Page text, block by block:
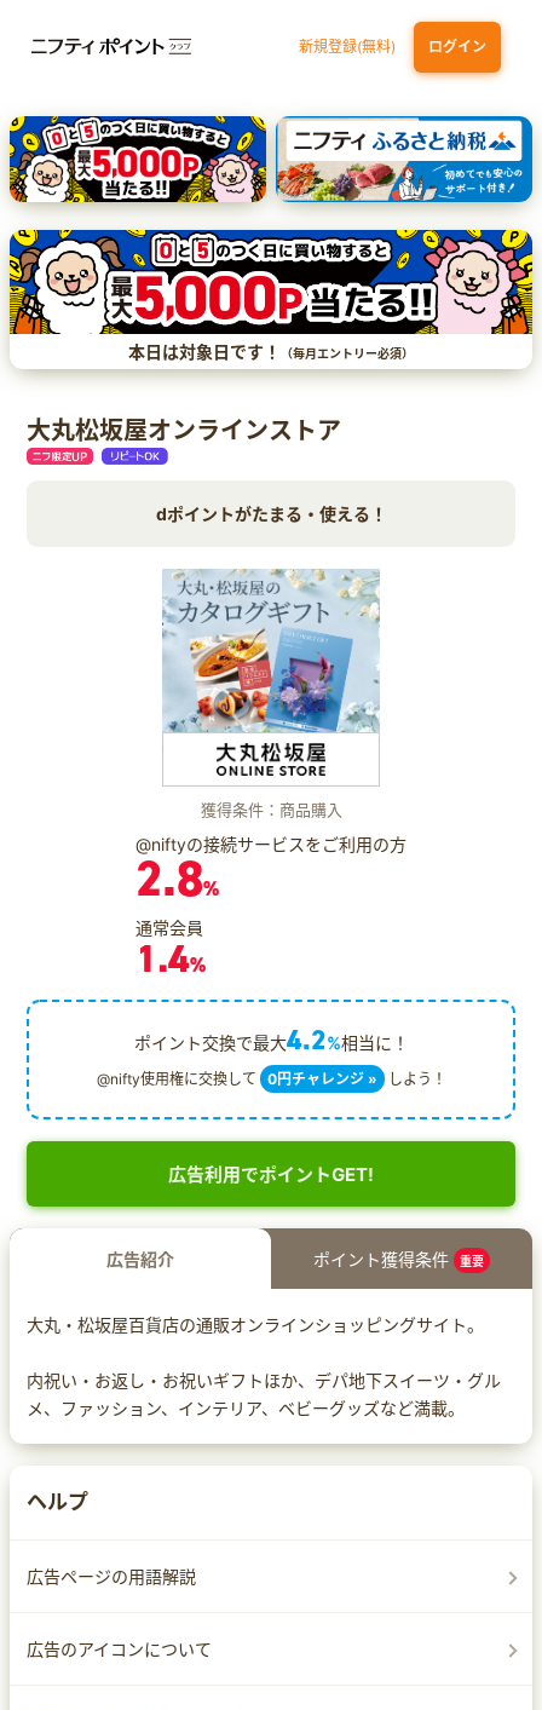
新規登録(無料) ログイン
三井住友カード（NL）オーロラデザイン
【三井住友銀行口座お持ちの方専用】Olive口座切替 P-one Wiz
ライフカードビジネスライトプラス dカード
本日は対象日です！ （毎月エントリー必須）
大丸松坂屋オンラインストア
dポイントがたまる・使える！
獲得条件：商品購入
@niftyの接続サービスをご利用の方
2.8%
通常会員
1.4%
ポイント交換で最大4.2%相当に！
@nifty使用権に交換して 0円チャレンジ » しよう！
広告利用でポイントGET!
広告紹介 ポイント獲得条件 重要
大丸・松坂屋百貨店の通販オンラインショッピングサイト。
内祝い・お返し・お祝いギフトほか、デパ地下スイーツ・グル
メ、ファッション、インテリア、ベビーグッズなど満載。
ヘルプ
広告ページの用語解説
広告のアイコンについて